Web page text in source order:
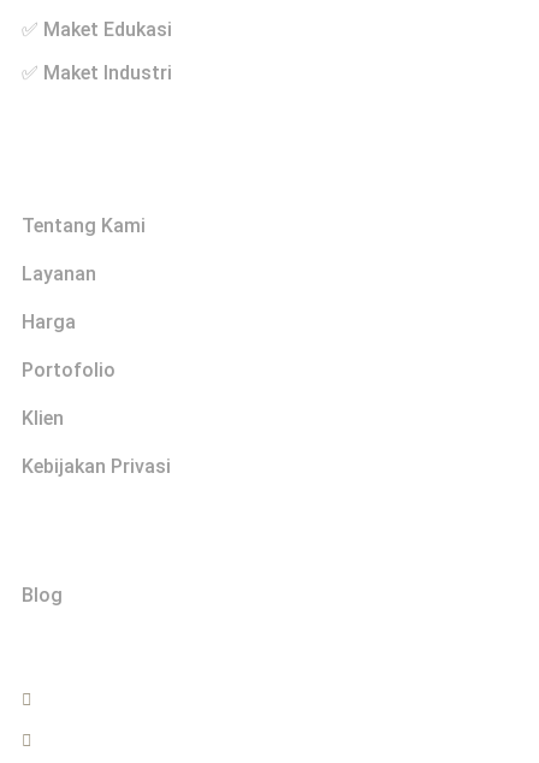
✅ Maket Edukasi
✅ Maket Industri
Tentang Kami
Layanan
Harga
Portofolio
Klien
Kebijakan Privasi
Blog